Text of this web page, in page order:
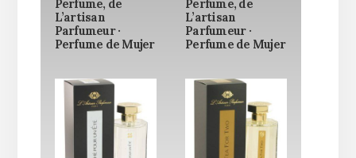
Perfume, de
L’artisan
Parfumeur ·
Perfume de Mujer
Perfume, de
L’artisan
Parfumeur ·
Perfume de Mujer